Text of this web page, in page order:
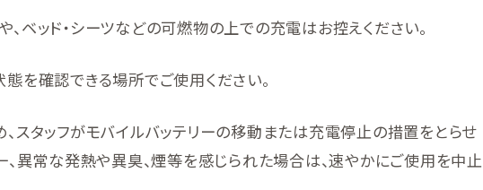
ベッド・シーツなどの可燃物の上での充電はお控えください。
を確認できる場所でご使用ください。
スタッフがモバイルバッテリーの移動または充電停止の措置をとらせ
、異常な発熱や異臭、煙等を感じられた場合は、速やかにご使用を中止